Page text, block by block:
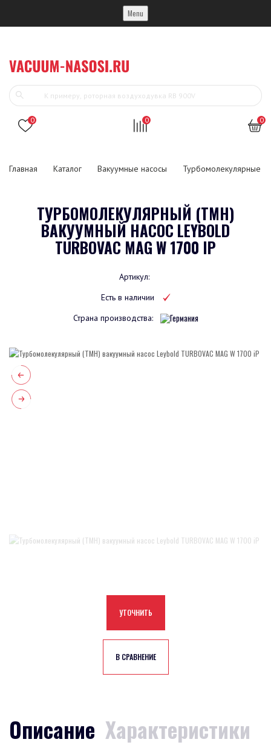
Menu
0 0 0
Главная Каталог Вакуумные насосы Турбомолекулярные
ТУРБОМОЛЕКУЛЯРНЫЙ (ТМН)
ВАКУУМНЫЙ НАСОС LEYBOLD
TURBOVAC MAG W 1700 IP
Артикул:
Есть в наличии
Страна производства:
УТОЧНИТЬ
В СРАВНЕНИЕ
Описание Характеристики